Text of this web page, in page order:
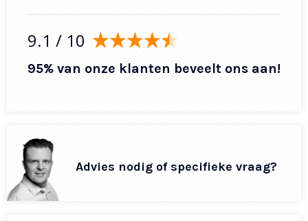
9.1 / 10
95% van onze klanten beveelt ons aan!
Advies nodig of specifieke vraag?